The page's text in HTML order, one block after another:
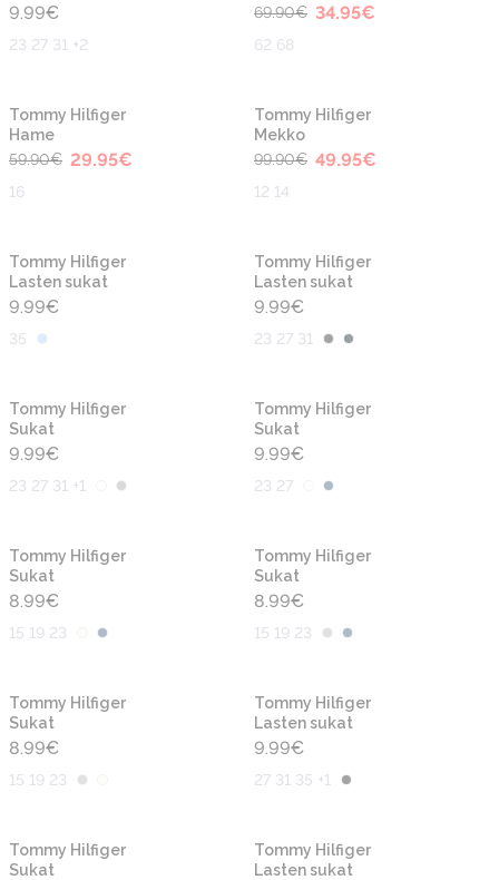
9.99€
23 27 31 +2
69.90€ 34.95€
62 68
-50%
Tommy Hilfiger
Hame
59.90€ 29.95€
16
-50%
Tommy Hilfiger
Mekko
99.90€ 49.95€
12 14
Tommy Hilfiger
Lasten sukat
9.99€
35
Tommy Hilfiger
Lasten sukat
9.99€
23 27 31
Tommy Hilfiger
Sukat
9.99€
23 27 31 +1
Tommy Hilfiger
Sukat
9.99€
23 27
Tommy Hilfiger
Sukat
8.99€
15 19 23
Tommy Hilfiger
Sukat
8.99€
15 19 23
Tommy Hilfiger
Sukat
8.99€
15 19 23
Tommy Hilfiger
Lasten sukat
9.99€
27 31 35 +1
Tommy Hilfiger
Sukat
-30%
Tommy Hilfiger
Lasten sukat